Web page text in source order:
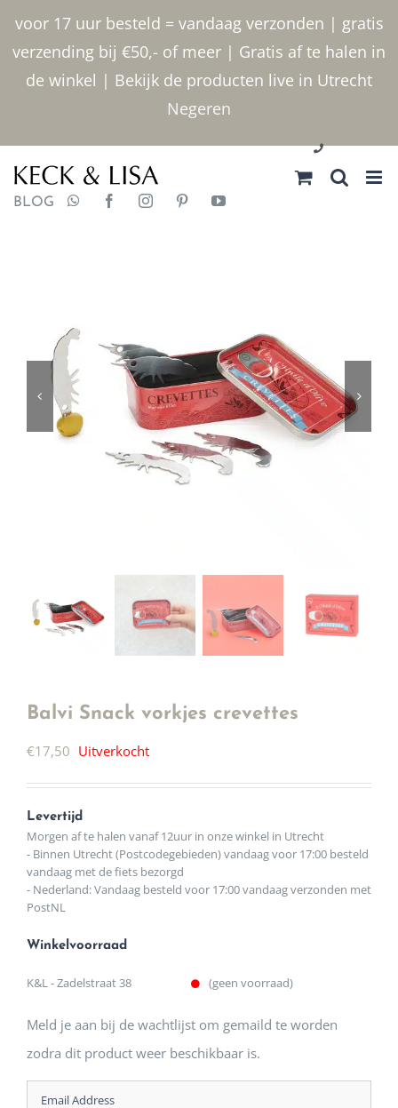
voor 17 uur besteld = vandaag verzonden | gratis
verzending bij €50,- of meer | Gratis af te halen in
de winkel | Bekijk de producten live in Utrecht
Negeren
inhoud
030 2400000
BLOG
Balvi Snack vorkjes crevettes
€17,50 Uitverkocht
Levertijd
Morgen af te halen vanaf 12uur in onze winkel in Utrecht
- Binnen Utrecht (Postcodegebieden) vandaag voor 17:00 besteld
vandaag met de fiets bezorgd
- Nederland: Vandaag besteld voor 17:00 vandaag verzonden met
PostNL
Winkelvoorraad
K&L - Zadelstraat 38 (geen voorraad)
Meld je aan bij de wachtlijst om gemaild te worden
zodra dit product weer beschikbaar is.
Enter